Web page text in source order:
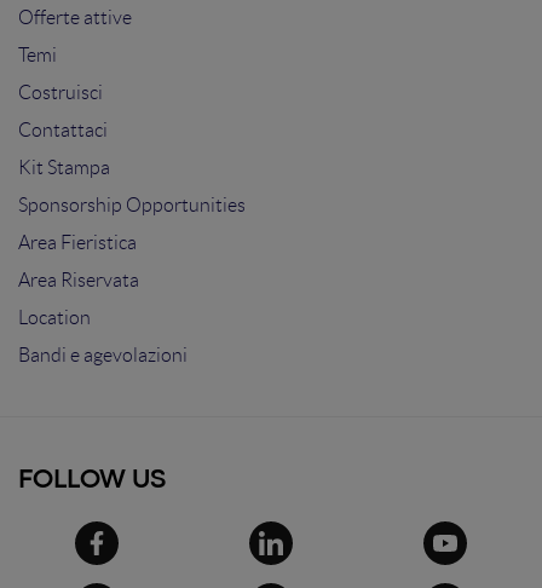
Offerte attive
Temi
Costruisci
Contattaci
Kit Stampa
Sponsorship Opportunities
Area Fieristica
Area Riservata
Location
Bandi e agevolazioni
FOLLOW US